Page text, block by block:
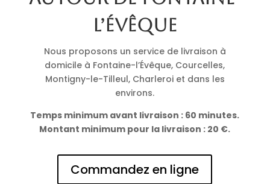
l’Évêque
Nous proposons un service de livraison à
domicile à Fontaine-l’Évêque, Courcelles,
Montigny-le-Tilleul, Charleroi et dans les
environs.
Temps minimum avant livraison : 60 minutes.
Montant minimum pour la livraison : 20 €.
Commandez en ligne